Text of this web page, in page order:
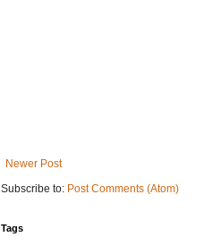
Newer Post
Subscribe to: Post Comments (Atom)
Tags